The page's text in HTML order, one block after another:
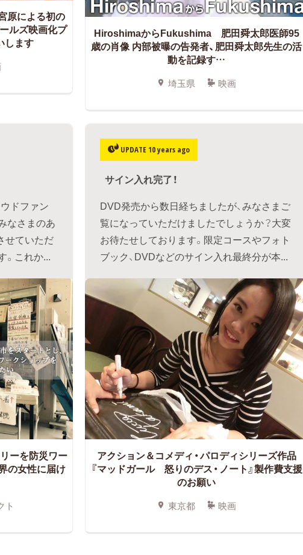
原による初の
ルズ映画化プ
します
HiroshimaからFukushima 肥田舜太郎医師95
歳の肖像 内部被曝の告発者、肥田舜太郎先生の活
動を記録す…
埼玉県 映画
ドファン
なさまのあ
せていただ
。これか...
ーを防災ワー
の女性に届け
ト
UPDATE 10 years ago
サイン入れ完了！
DVD発売から数日経ちましたが、みなさまご
覧になっていただけましたでしょうか？大変
お待たせしております。限定コースやフォト
ブック、DVDなどのサイン入れ最終分が本...
アクション＆コメディ・パロディシリーズ作品
『マッドガール 怒りのデス・ノート』製作費支援
のお願い
東京都 映画